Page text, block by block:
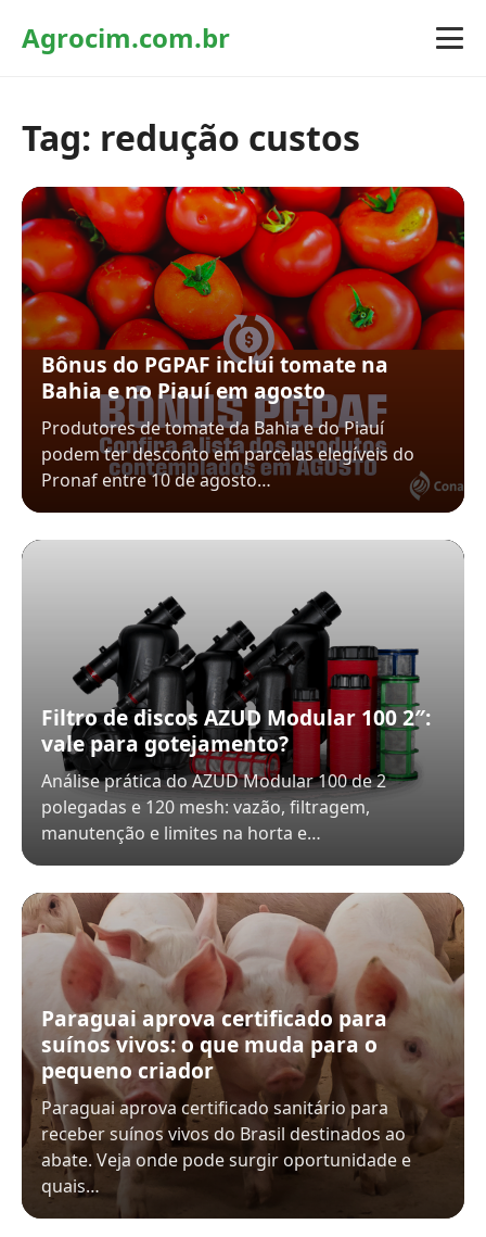
Agrocim.com.br
Tag: redução custos
Bônus do PGPAF inclui tomate na
Bahia e no Piauí em agosto
Produtores de tomate da Bahia e do Piauí
podem ter desconto em parcelas elegíveis do
Pronaf entre 10 de agosto…
Filtro de discos AZUD Modular 100 2″:
vale para gotejamento?
Análise prática do AZUD Modular 100 de 2
polegadas e 120 mesh: vazão, filtragem,
manutenção e limites na horta e…
Paraguai aprova certificado para
suínos vivos: o que muda para o
pequeno criador
Paraguai aprova certificado sanitário para
receber suínos vivos do Brasil destinados ao
abate. Veja onde pode surgir oportunidade e
quais…